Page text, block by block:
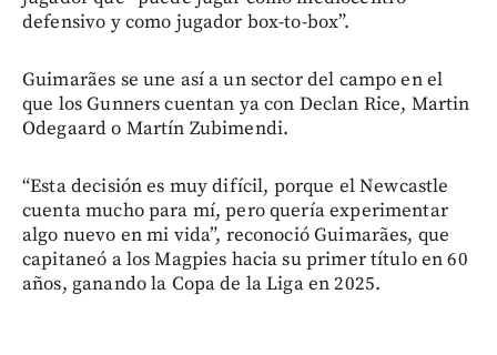
defensivo y como jugador box-to-box”.
Guimarães se une así a un sector del campo en el
que los Gunners cuentan ya con Declan Rice, Martin
Odegaard o Martín Zubimendi.
“Esta decisión es muy difícil, porque el Newcastle
cuenta mucho para mí, pero quería experimentar
algo nuevo en mi vida”, reconoció Guimarães, que
capitaneó a los Magpies hacia su primer título en 60
años, ganando la Copa de la Liga en 2025.